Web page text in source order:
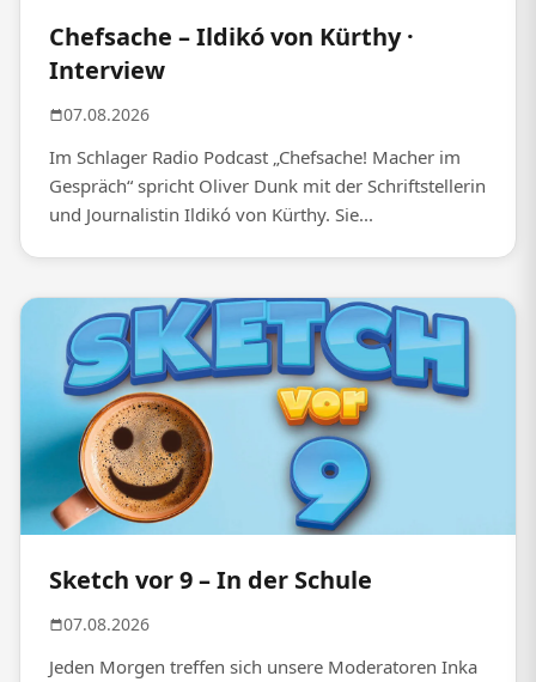
Chefsache – Ildikó von Kürthy ·
Interview
07.08.2026
Im Schlager Radio Podcast „Chefsache! Macher im
Gespräch“ spricht Oliver Dunk mit der Schriftstellerin
und Journalistin Ildikó von Kürthy. Sie...
Sketch vor 9 – In der Schule
07.08.2026
Jeden Morgen treffen sich unsere Moderatoren Inka